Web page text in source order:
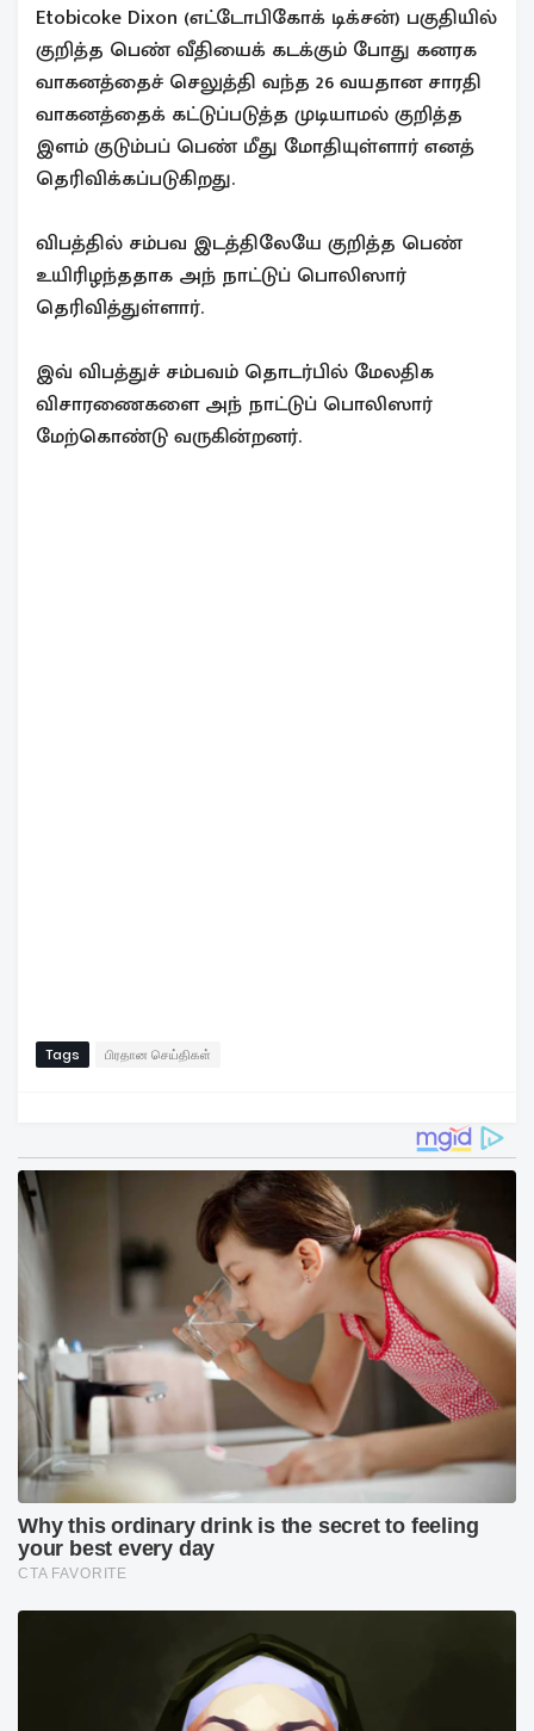
Etobicoke Dixon (எட்டோபிகோக் டிக்சன்) பகுதியில்
குறித்த பெண் வீதியைக் கடக்கும் போது கனரக
வாகனத்தைச் செலுத்தி வந்த 26 வயதான சாரதி
வாகனத்தைக் கட்டுப்படுத்த முடியாமல் குறித்த
இளம் குடும்பப் பெண் மீது மோதியுள்ளார் எனத்
தெரிவிக்கப்படுகிறது.
விபத்தில் சம்பவ இடத்திலேயே குறித்த பெண்
உயிரிழந்ததாக அந் நாட்டுப் பொலிஸார்
தெரிவித்துள்ளார்.
இவ் விபத்துச் சம்பவம் தொடர்பில் மேலதிக
விசாரணைகளை அந் நாட்டுப் பொலிஸார்
மேற்கொண்டு வருகின்றனர்.
Tags பிரதான செய்திகள்